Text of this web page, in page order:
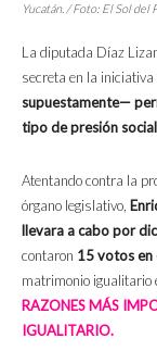
Yucatán. / Foto: El Sol del
La diputada Díaz
secreta en la
supuestamente—
tipo de presión
Atentando contra la
órgano legislativo,
llevara a cabo por
contaron 15 votos en
matrimonio igualitario
RAZONES MÁS
IGUALITARIO.